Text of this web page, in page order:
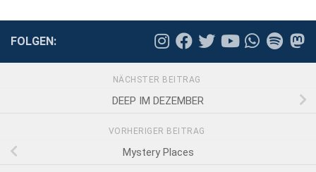
FOLGEN:
NÄCHSTER BEITRAG
DEEP IM DEZEMBER
VORHERIGER BEITRAG
Mystery Places